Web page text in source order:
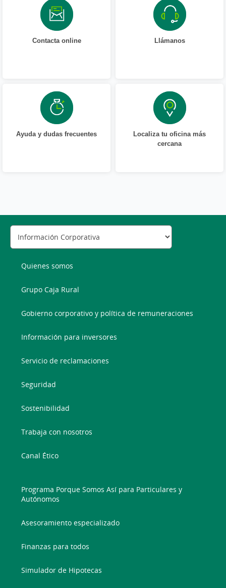
Contacta online Llámanos
Ayuda y dudas frecuentes
Localiza tu oficina más
cercana
Quienes somos
Grupo Caja Rural
Gobierno corporativo y política de remuneraciones
Información para inversores
Servicio de reclamaciones
Seguridad
Sostenibilidad
Trabaja con nosotros
Canal Ético
Programa Porque Somos Así para Particulares y
Autónomos
Asesoramiento especializado
Finanzas para todos
Simulador de Hipotecas